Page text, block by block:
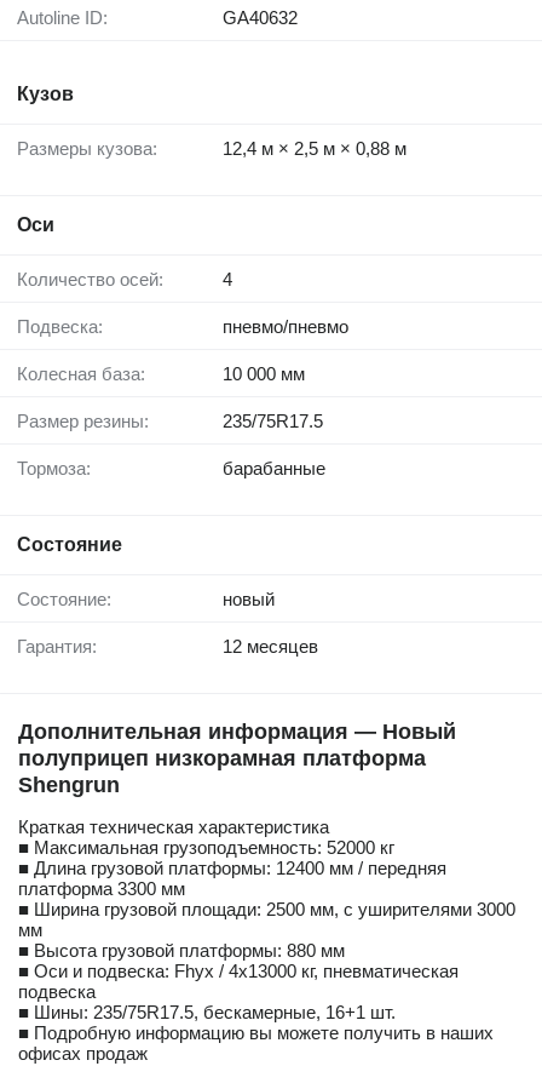
Autoline ID: GA40632
Кузов
Размеры кузова: 12,4 м × 2,5 м × 0,88 м
Оси
Количество осей: 4
Подвеска: пневмо/пневмо
Колесная база: 10 000 мм
Размер резины: 235/75R17.5
Тормоза: барабанные
Состояние
Состояние: новый
Гарантия: 12 месяцев
Дополнительная информация — Новый
полуприцеп низкорамная платформа
Shengrun
Краткая техническая характеристика
■ Максимальная грузоподъемность: 52000 кг
■ Длина грузовой платформы: 12400 мм / передняя
платформа 3300 мм
■ Ширина грузовой площади: 2500 мм, с уширителями 3000
мм
■ Высота грузовой платформы: 880 мм
■ Оси и подвеска: Fhyx / 4х13000 кг, пневматическая
подвеска
■ Шины: 235/75R17.5, бескамерные, 16+1 шт.
■ Подробную информацию вы можете получить в наших
офисах продаж